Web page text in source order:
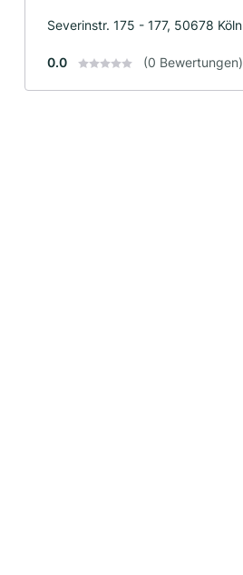
Severinstr. 175 - 177, 50678 Köln
0.0 (0 Bewertungen)